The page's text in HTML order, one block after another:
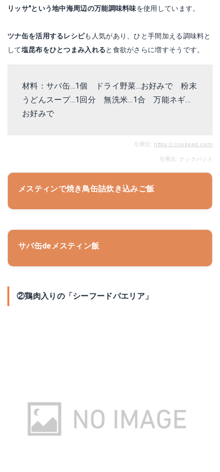
リッサ″という地中海周辺の万能調味料味を使用しています。
ツナ缶を活用するレシピも人気があり、ひと手間加える調味料と
して塩昆布をひとつまみ入れると食欲がさらに増すそうです。
材料：サバ缶…1個 ドライ野菜…お好みで 粉末
うどんスープ…1回分 無洗米…1合 万能ネギ…
お好みで
引用元: https://cookpad.com
引用元: クックパッド
メスティンで焼き鳥缶詰炊き込みご飯
サバ缶deメスティン飯
②鶏肉入りの「シーフードパエリア」